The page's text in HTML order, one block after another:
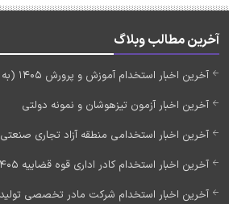
آخرین مطالب وبلاگ
آخرین اخبار استخدام آموزش و پرورش 1405 (به زودی)
آخرین اخبار آزمون تیزهوشان و نمونه دولتی
آخرین اخبار استخدامی منطقه آزاد تجاری صنعتی 1405
آخرین اخبار استخدام کادر اداری قوه قضاییه 1405 (به زودی)